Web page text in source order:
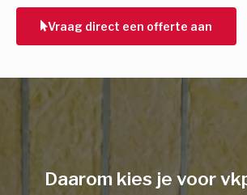
Vraag direct een offerte aan
Vorige Volgende
Telefoonnummer
Daarom kies je voor